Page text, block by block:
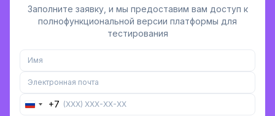
Заполните заявку, и мы предоставим вам доступ к
полнофункциональной версии платформы для
тестирования
Russia
+7